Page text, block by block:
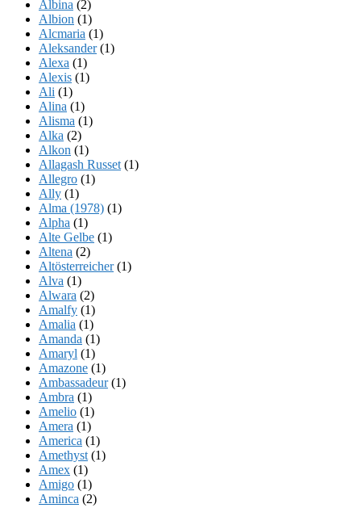
Albina (2)
Albion (1)
Alcmaria (1)
Aleksander(1)
Alexa (1)
Alexis (1)
Ali (1)
Alina (1)
Alisma (1)
Alka (2)
Alkon (1)
Allagash Russet (1)
Allegro (1)
Ally (1)
Alma (1978) (1)
Alpha (1)
Alte Gelbe (1)
Altena (2)
Altösterreicher(1)
Alva (1)
Alwara (2)
Amalfy (1)
Amalia (1)
Amanda (1)
Amaryl (1)
Amazone (1)
Ambassadeur(1)
Ambra (1)
Amelio (1)
Amera (1)
America (1)
Amethyst (1)
Amex (1)
Amigo (1)
Aminca (2)